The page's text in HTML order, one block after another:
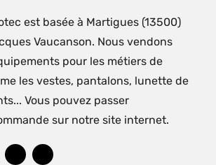
est basée à Martigues (13500)
Vaucanson. Nous vendons
pour les métiers de
les vestes, pantalons, lunette de
Vous pouvez passer
sur notre site internet.